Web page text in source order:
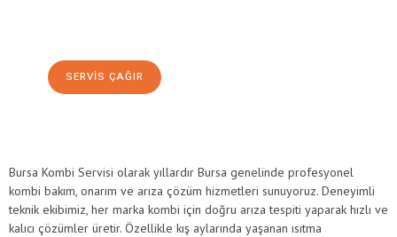
SERVIS ÇAĞIR
Bursa Kombi Servisi olarak yıllardır Bursa genelinde profesyonel
kombi bakım, onarım ve arıza çözüm hizmetleri sunuyoruz. Deneyimli
teknik ekibimiz, her marka kombi için doğru arıza tespiti yaparak hızlı ve
kalıcı çözümler üretir. Özellikle kış aylarında yaşanan ısıtma